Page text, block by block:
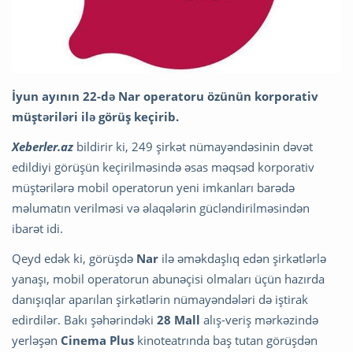
İyun ayının 22-də Nar operatoru özünün korporativ
müştəriləri ilə görüş keçirib.
Xeberler.az bildirir ki, 249 şirkət nümayəndəsinin dəvət
edildiyi görüşün keçirilməsində əsas məqsəd korporativ
müştərilərə mobil operatorun yeni imkanları barədə
məlumatın verilməsi və əlaqələrin gücləndirilməsindən
ibarət idi.
Qeyd edək ki, görüşdə Nar ilə əməkdaşlıq edən şirkətlərlə
yanaşı, mobil operatorun abunəçisi olmaları üçün hazırda
danışıqlar aparılan şirkətlərin nümayəndələri də iştirak
edirdilər. Bakı şəhərindəki 28 Mall alış-veriş mərkəzində
yerləşən Cinema Plus kinoteatrında baş tutan görüşdən